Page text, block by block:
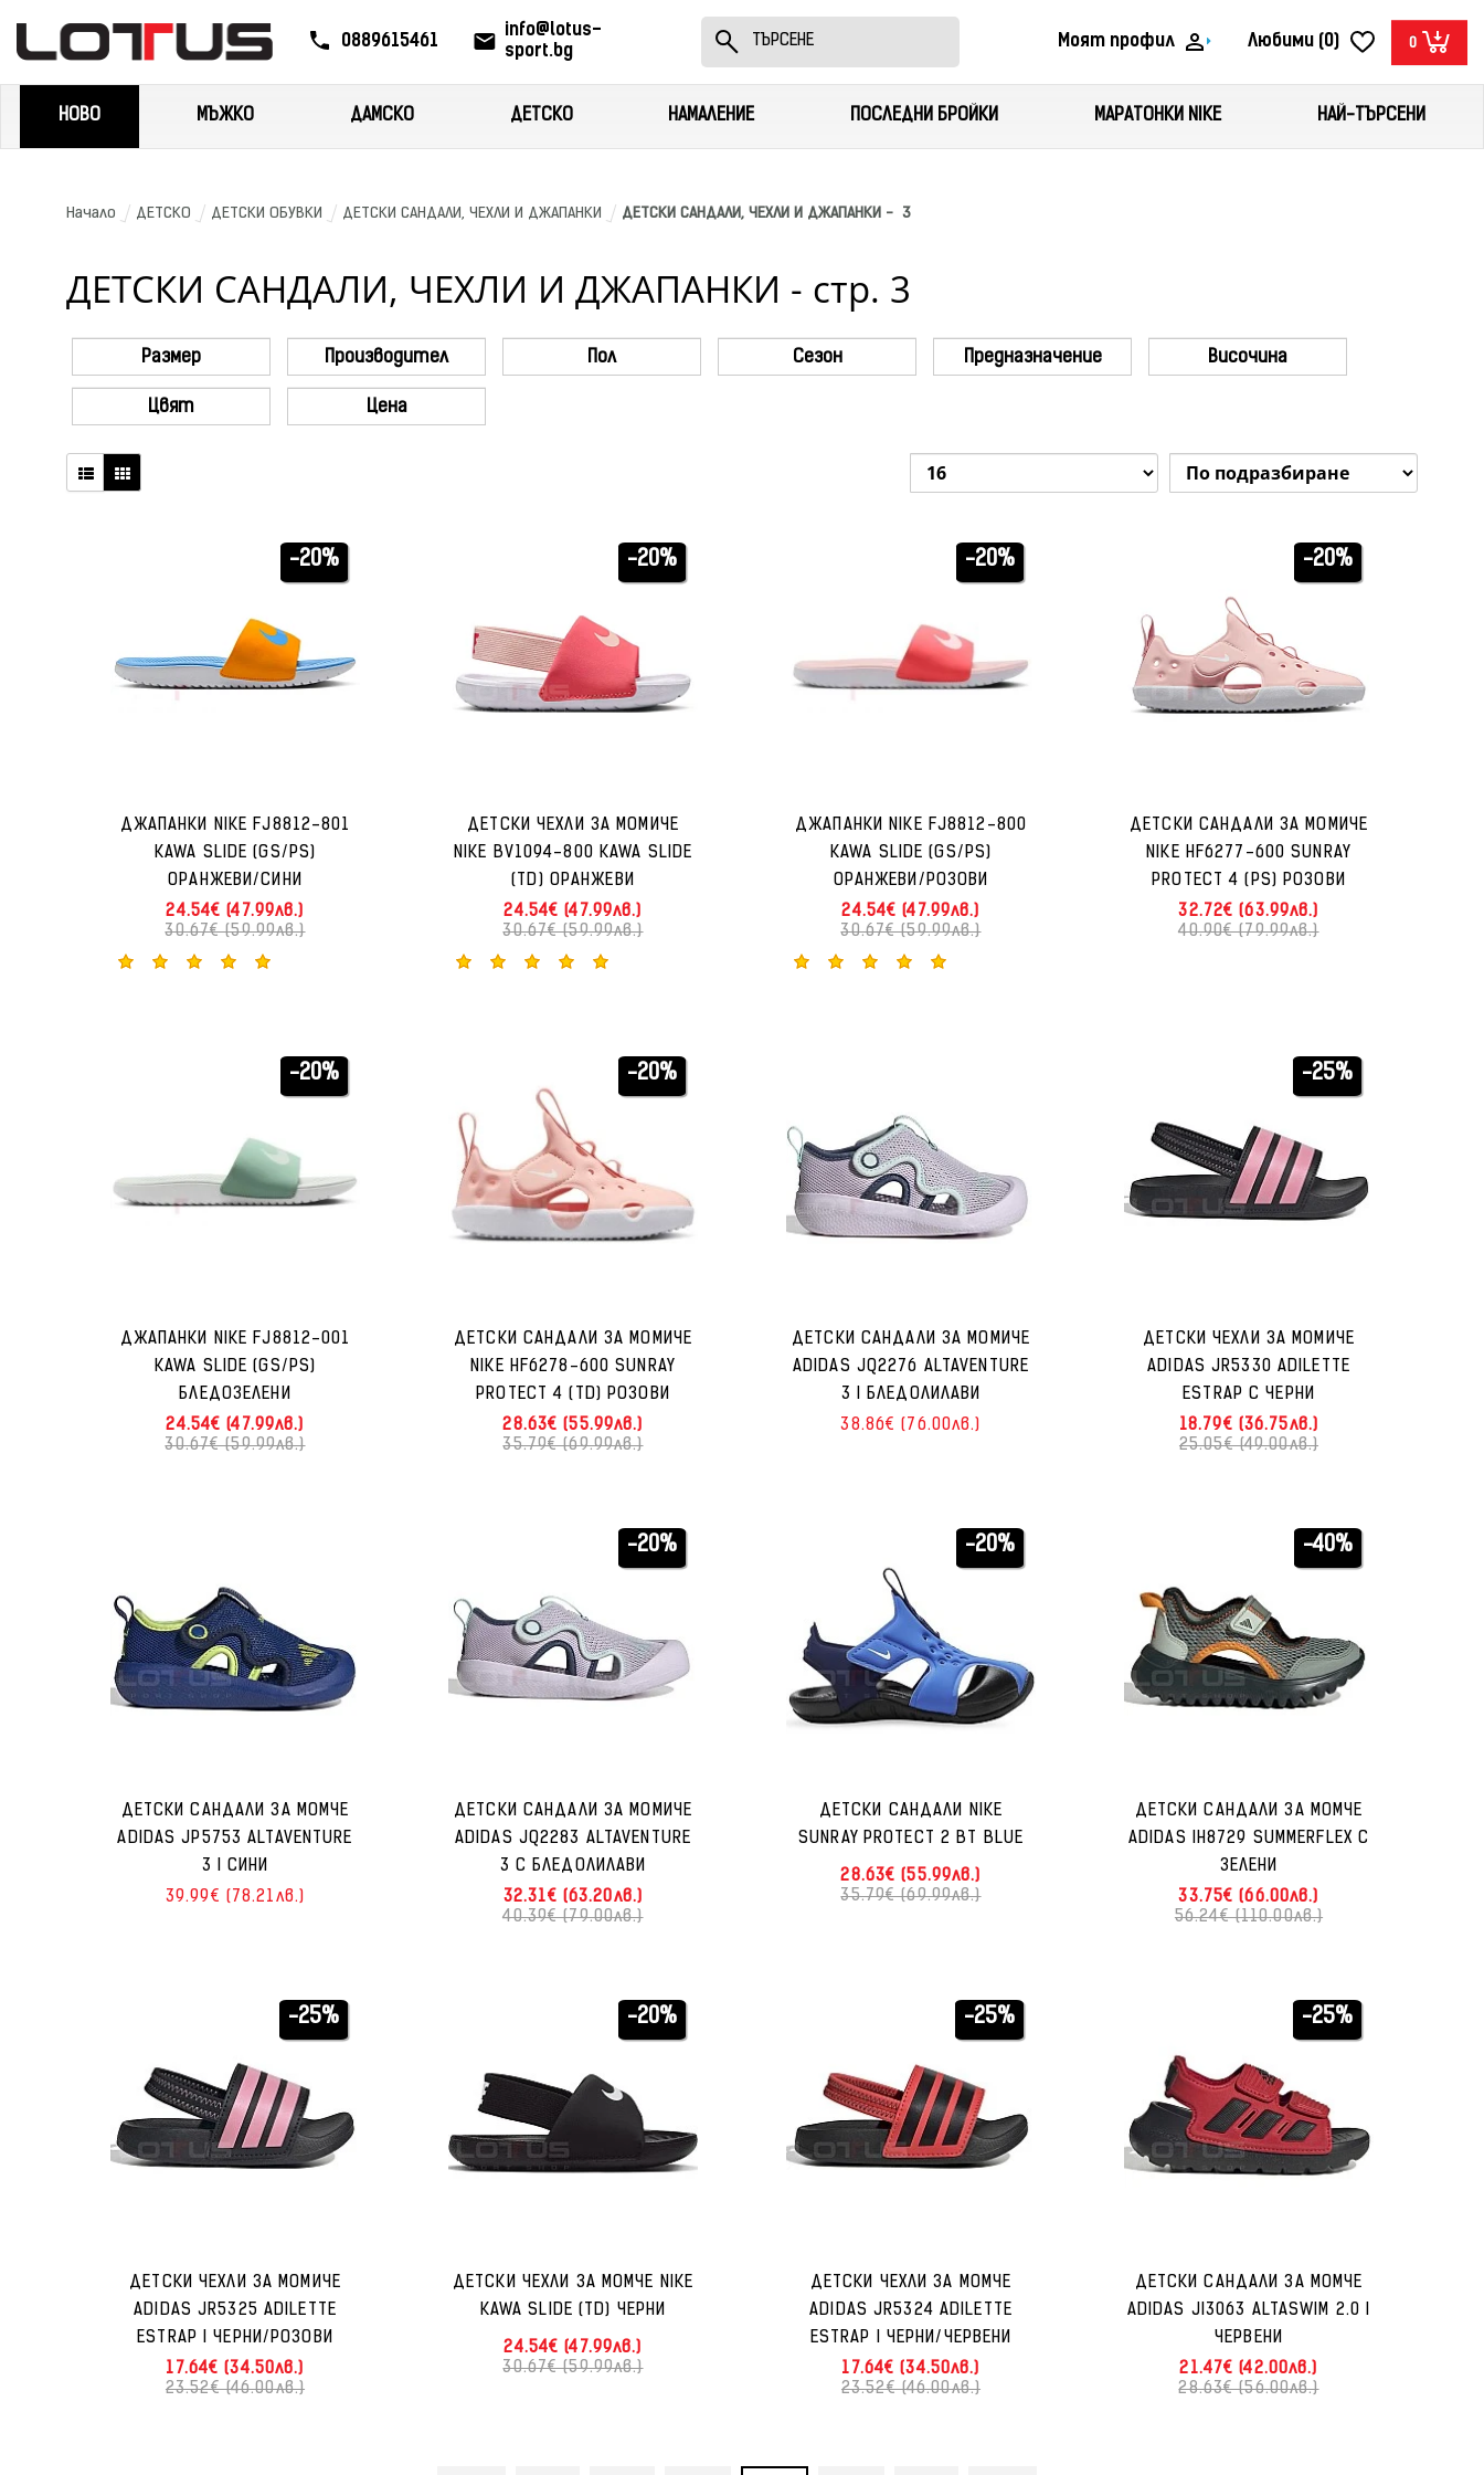
0889615461
info@lotus-
sport.bg
Моят профил Любими (0) 0
НОВО МЪЖКО ДАМСКО ДЕТСКО НАМАЛЕНИЕ ПОСЛЕДНИ БРОЙКИ МАРАТОНКИ NIKE НАЙ-ТЪРСЕНИ
Начало ДЕТСКО ДЕТСКИ ОБУВКИ ДЕТСКИ САНДАЛИ, ЧЕХЛИ И ДЖАПАНКИ ДЕТСКИ САНДАЛИ, ЧЕХЛИ И ДЖАПАНКИ -  3
ДЕТСКИ САНДАЛИ, ЧЕХЛИ И ДЖАПАНКИ - стр. 3
Размер Производител Пол Сезон Предназначение Височина
Цвят Цена
-20%
ДЖАПАНКИ NIKE FJ8812-801
KAWA SLIDE (GS/PS)
ОРАНЖЕВИ/СИНИ
24.54€ (47.99лв.)
30.67€ (59.99лв.)
-20%
ДЕТСКИ ЧЕХЛИ ЗА МОМИЧЕ
NIKE BV1094-800 KAWA SLIDE
(TD) ОРАНЖЕВИ
24.54€ (47.99лв.)
30.67€ (59.99лв.)
-20%
ДЖАПАНКИ NIKE FJ8812-800
KAWA SLIDE (GS/PS)
ОРАНЖЕВИ/РОЗОВИ
24.54€ (47.99лв.)
30.67€ (59.99лв.)
-20%
ДЕТСКИ САНДАЛИ ЗА МОМИЧЕ
NIKE HF6277-600 SUNRAY
PROTECT 4 (PS) РОЗОВИ
32.72€ (63.99лв.)
40.90€ (79.99лв.)
-20%
ДЖАПАНКИ NIKE FJ8812-001
KAWA SLIDE (GS/PS)
БЛЕДОЗЕЛЕНИ
24.54€ (47.99лв.)
30.67€ (59.99лв.)
-20%
ДЕТСКИ САНДАЛИ ЗА МОМИЧЕ
NIKE HF6278-600 SUNRAY
PROTECT 4 (TD) РОЗОВИ
28.63€ (55.99лв.)
35.79€ (69.99лв.)
ДЕТСКИ САНДАЛИ ЗА МОМИЧЕ
ADIDAS JQ2276 ALTAVENTURE
3 I БЛЕДОЛИЛАВИ
38.86€ (76.00лв.)
-25%
ДЕТСКИ ЧЕХЛИ ЗА МОМИЧЕ
ADIDAS JR5330 ADILETTE
ESTRAP C ЧЕРНИ
18.79€ (36.75лв.)
25.05€ (49.00лв.)
ДЕТСКИ САНДАЛИ ЗА МОМЧЕ
ADIDAS JP5753 ALTAVENTURE
3 I СИНИ
39.99€ (78.21лв.)
-20%
ДЕТСКИ САНДАЛИ ЗА МОМИЧЕ
ADIDAS JQ2283 ALTAVENTURE
3 C БЛЕДОЛИЛАВИ
32.31€ (63.20лв.)
40.39€ (79.00лв.)
-20%
ДЕТСКИ САНДАЛИ NIKE
SUNRAY PROTECT 2 BT BLUE
28.63€ (55.99лв.)
35.79€ (69.99лв.)
-40%
ДЕТСКИ САНДАЛИ ЗА МОМЧЕ
ADIDAS IH8729 SUMMERFLEX C
ЗЕЛЕНИ
33.75€ (66.00лв.)
56.24€ (110.00лв.)
-25%
ДЕТСКИ ЧЕХЛИ ЗА МОМИЧЕ
ADIDAS JR5325 ADILETTE
ESTRAP I ЧЕРНИ/РОЗОВИ
17.64€ (34.50лв.)
23.52€ (46.00лв.)
-20%
ДЕТСКИ ЧЕХЛИ ЗА МОМЧЕ NIKE
KAWA SLIDE (TD) ЧЕРНИ
24.54€ (47.99лв.)
30.67€ (59.99лв.)
-25%
ДЕТСКИ ЧЕХЛИ ЗА МОМЧЕ
ADIDAS JR5324 ADILETTE
ESTRAP I ЧЕРНИ/ЧЕРВЕНИ
17.64€ (34.50лв.)
23.52€ (46.00лв.)
-25%
ДЕТСКИ САНДАЛИ ЗА МОМЧЕ
ADIDAS JI3063 ALTASWIM 2.0 I
ЧЕРВЕНИ
21.47€ (42.00лв.)
28.63€ (56.00лв.)